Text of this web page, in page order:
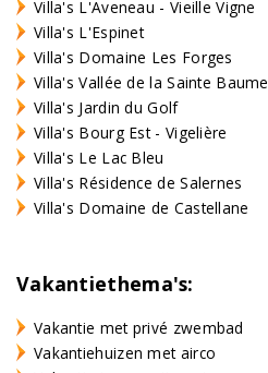
Villa's L'Aveneau - Vieille Vigne
Villa's L'Espinet
Villa's Domaine Les Forges
Villa's Vallée de la Sainte Baume
Villa's Jardin du Golf
Villa's Bourg Est - Vigelière
Villa's Le Lac Bleu
Villa's Résidence de Salernes
Villa's Domaine de Castellane
Vakantiethema's:
Vakantie met privé zwembad
Vakantiehuizen met airco